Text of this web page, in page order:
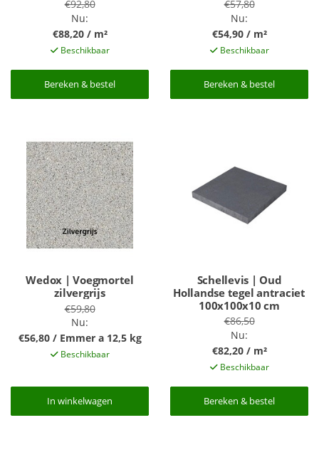
€92,80
Nu:
€88,20 / m²
Beschikbaar
Bereken & bestel
Bereken & bestel
€57,80
Nu:
€54,90 / m²
Beschikbaar
Bereken & bestel
Bereken & bestel
Wedox | Voegmortel
zilvergrijs
€59,80
Nu:
€56,80 / Emmer a 12,5 kg
Beschikbaar
In winkelwagen
In winkelwagen
Schellevis | Oud
Hollandse tegel antraciet
100x100x10 cm
€86,50
Nu:
€82,20 / m²
Beschikbaar
Bereken & bestel
Bereken & bestel